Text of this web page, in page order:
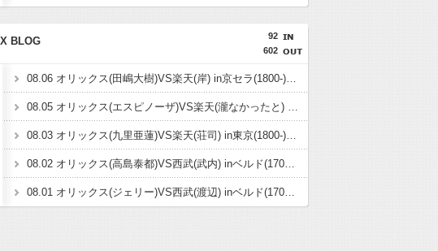
92
602
BLOG
08.06 オリックス(田嶋大樹)VS楽天(岸) in京セラ(1800-)試合実況記事
08.05 オリックス(エスピノーザ)VS楽天(瀧なかったと) in京セラ(1800-)試合実況記事
08.03 オリックス(九里亜蓮)VS楽天(荘司) in東京(1800-)試合実況記事
08.02 オリックス(高島泰都)VS西武(武内) inベルド(1700-)試合実況記事
08.01 オリックス(ジェリー)VS西武(渡辺) inベルド(1700-)試合実況記事